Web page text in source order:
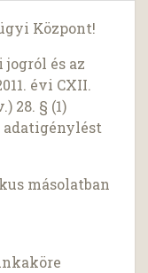
Központ!
és az
évi CXII.
28. § (1)
adatigénylést
másolatban